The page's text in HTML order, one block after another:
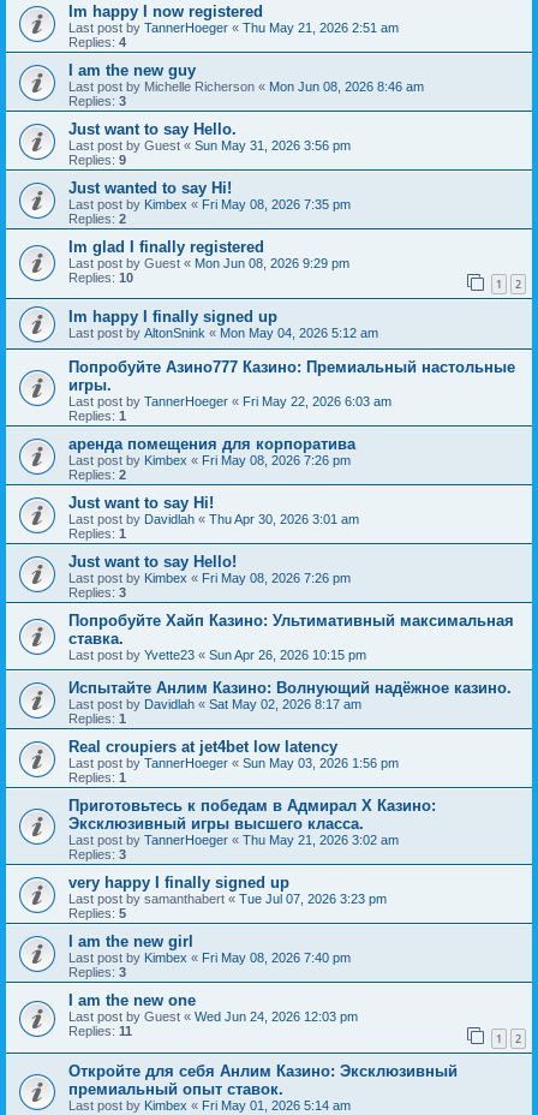
Im happy I now registered
Last post by TannerHoeger « Thu May 21, 2026 2:51 am
Replies: 4
I am the new guy
Last post by Michelle Richerson « Mon Jun 08, 2026 8:46 am
Replies: 3
Just want to say Hello.
Last post by Guest « Sun May 31, 2026 3:56 pm
Replies: 9
Just wanted to say Hi!
Last post by Kimbex « Fri May 08, 2026 7:35 pm
Replies: 2
Im glad I finally registered
Last post by Guest « Mon Jun 08, 2026 9:29 pm
Replies: 10 1 2
Im happy I finally signed up
Last post by AltonSnink « Mon May 04, 2026 5:12 am
Попробуйте Азино777 Казино: Премиальный настольные
игры.
Last post by TannerHoeger « Fri May 22, 2026 6:03 am
Replies: 1
аренда помещения для корпоратива
Last post by Kimbex « Fri May 08, 2026 7:26 pm
Replies: 2
Just want to say Hi!
Last post by Davidlah « Thu Apr 30, 2026 3:01 am
Replies: 1
Just want to say Hello!
Last post by Kimbex « Fri May 08, 2026 7:26 pm
Replies: 3
Попробуйте Хайп Казино: Ультимативный максимальная
ставка.
Last post by Yvette23 « Sun Apr 26, 2026 10:15 pm
Испытайте Анлим Казино: Волнующий надёжное казино.
Last post by Davidlah « Sat May 02, 2026 8:17 am
Replies: 1
Real croupiers at jet4bet low latency
Last post by TannerHoeger « Sun May 03, 2026 1:56 pm
Replies: 1
Приготовьтесь к победам в Адмирал Х Казино:
Эксклюзивный игры высшего класса.
Last post by TannerHoeger « Thu May 21, 2026 3:02 am
Replies: 3
very happy I finally signed up
Last post by samanthabert « Tue Jul 07, 2026 3:23 pm
Replies: 5
I am the new girl
Last post by Kimbex « Fri May 08, 2026 7:40 pm
Replies: 3
I am the new one
Last post by Guest « Wed Jun 24, 2026 12:03 pm
Replies: 11 1 2
Откройте для себя Анлим Казино: Эксклюзивный
премиальный опыт ставок.
Last post by Kimbex « Fri May 01, 2026 5:14 am